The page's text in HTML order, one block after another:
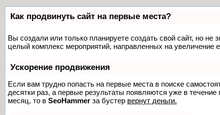
Как продвинуть сайт на первые места?
Вы создали или только планируете создать свой сайт, но не
целый комплекс мероприятий, направленных на увеличение
Ускорение продвижения
Если вам трудно попасть на первые места в поиске
десятки раз, а первые результаты появляются уже в
месяц, то в SeoHammer за бустер вернут деньги.